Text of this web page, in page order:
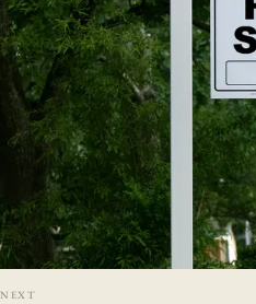
NEXT